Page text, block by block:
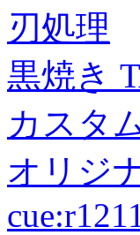
刃処理
黒焼き
カスタ
オリジ